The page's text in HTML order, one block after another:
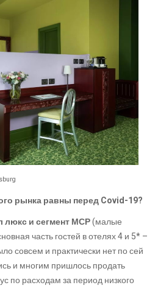
рынка равны перед Covid-19?
люкс и сегмент МСР(малые
часть гостей в отелях 4 и 5* –
совсем и практически нет по сей
и многим пришлось продать
по расходам за период низкого